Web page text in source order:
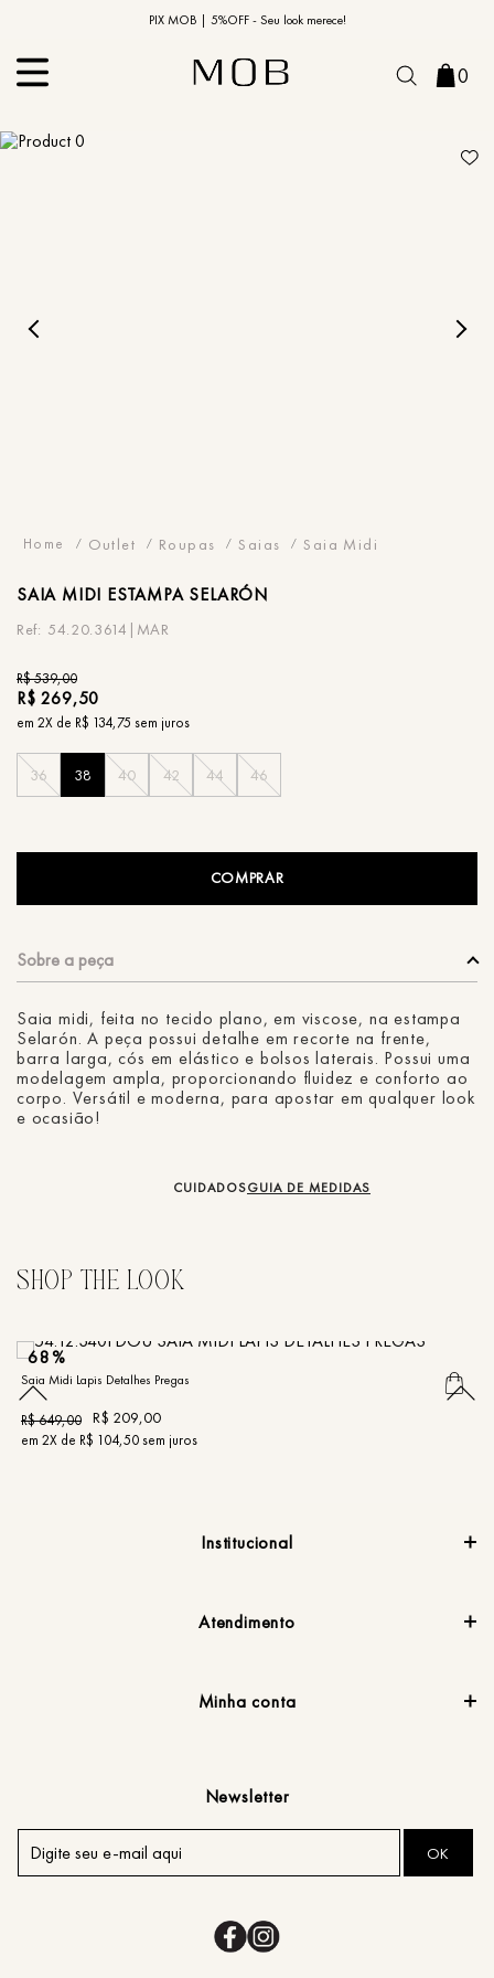
PIX MOB | 5%OFF - Seu look merece!
10% OFF na primeira compra | Cupom: BEMVINDO10*
0
Outlet Roupas Saias Saia Midi
SAIA MIDI ESTAMPA SELARÓN
54.20.3614|MAR
R$539,00
R$ 269,50
em 2X de R$ 134,75 sem juros
36 38 40 42 44 46
COMPRAR
Saia midi, feita no tecido plano, em viscose, na estampa
Selarón. A peça possui detalhe em recorte na frente,
barra larga, cós em elástico e bolsos laterais. Possui uma
modelagem ampla, proporcionando fluidez e conforto ao
corpo. Versátil e moderna, para apostar em qualquer look
e ocasião!
CUIDADOSGUIA DE MEDIDAS
68%
Saia Midi Lapis Detalhes Pregas
R$649,00 R$ 209,00
em 2X de R$ 104,50sem juros
Institucional
Atendimento
Minha conta
Newsletter
OK